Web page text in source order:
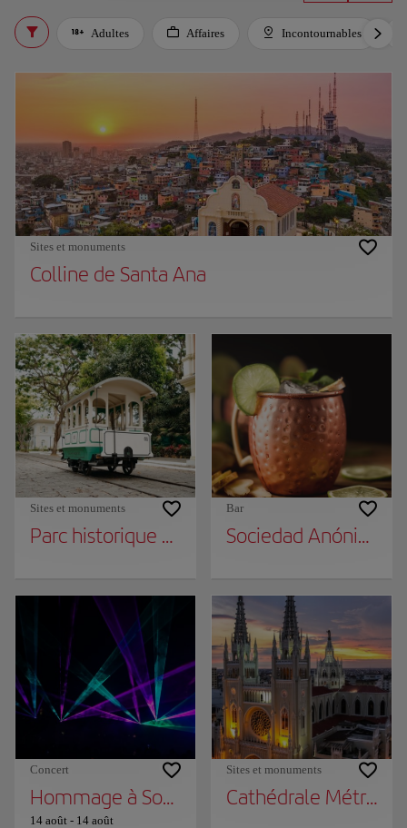
Adultes Affaires Incontournables
Sites et monuments
Colline de Santa Ana
Sites et monuments
Parc historique de Guayaquil
Bar
Sociedad Anónima
Concert
Hommage à Soda Stereo « Ecos »
14 août - 14 août
Sites et monuments
Cathédrale